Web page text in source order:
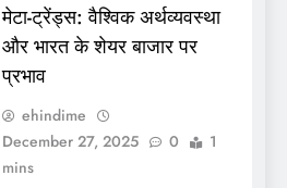
मेटा-ट्रेंड्स: वैश्विक अर्थव्यवस्था
और भारत के शेयर बाजार पर
प्रभाव
ehindime
December 27, 2025
0
1
mins